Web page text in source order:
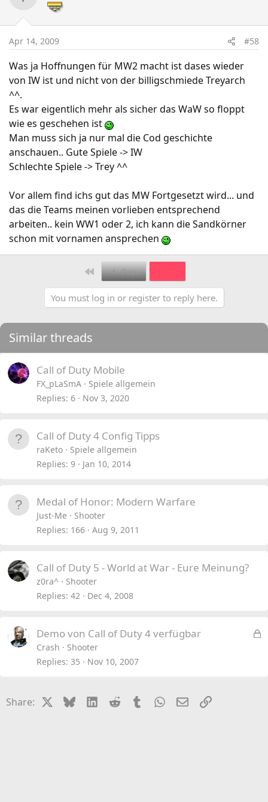
Apr 14, 2009 #58
Was ja Hoffnungen für MW2 macht ist dases wieder
von IW ist und nicht von der billigschmiede Treyarch
^^.
Es war eigentlich mehr als sicher das WaW so floppt
wie es geschehen ist
Man muss sich ja nur mal die Cod geschichte
anschauen.. Gute Spiele -> IW
Schlechte Spiele -> Trey ^^
Vor allem find ichs gut das MW Fortgesetzt wird... und
das die Teams meinen vorlieben entsprechend
arbeiten.. kein WW1 oder 2, ich kann die Sandkörner
schon mit vornamen ansprechen
First Prev
You must log in or register to reply here.
Similar threads
Call of Duty Mobile
FX_pLaSmA
Spiele allgemein
Replies 6 Nov 3, 2020
Call of Duty 4 Config Tipps
raKeto
Spiele allgemein
Replies 9 Jan 10, 2014
Medal of Honor: Modern Warfare
Just-Me
Shooter
Replies 166 Aug 9, 2011
Call of Duty 5 - World at War - Eure Meinung?
z0ra^
Shooter
Replies 42 Dec 4, 2008
L
Demo von Call of Duty 4 verfügbar
Crash
Shooter
Replies 35 Nov 10, 2007
Share: BlueskyLinkedIn
Reddit TumblrWhatsApp
EmailLink